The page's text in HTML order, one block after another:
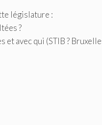
législature :
?
avec qui (STIB ?